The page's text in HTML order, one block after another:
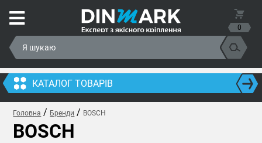
0
КАТАЛОГ ТОВАРІВ
Головна / Бренди / BOSCH
BOSCH